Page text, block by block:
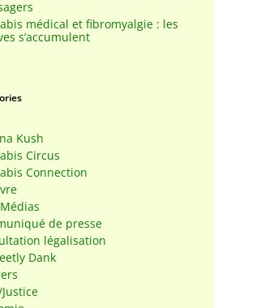
médical et fibromyalgie : les
s’accumulent
Kush
Circus
Connection
de presse
légalisation
Dank